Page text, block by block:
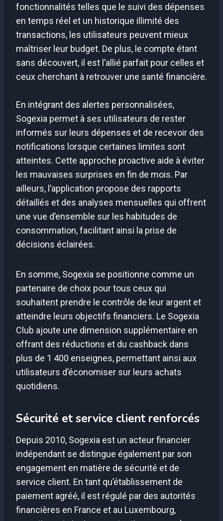
fonctionnalités telles que le suivi des dépenses
en temps réel et un historique illimité des
transactions, les utilisateurs peuvent mieux
maîtriser leur budget. De plus, le compte étant
sans découvert, il est l’allié parfait pour celles et
ceux cherchant à retrouver une santé financière.
En intégrant des alertes personnalisées,
Sogexia permet à ses utilisateurs de rester
informés sur leurs dépenses et de recevoir des
notifications lorsque certaines limites sont
atteintes. Cette approche proactive aide à éviter
les mauvaises surprises en fin de mois. Par
ailleurs, l’application propose des rapports
détaillés et des analyses mensuelles qui offrent
une vue d’ensemble sur les habitudes de
consommation, facilitant ainsi la prise de
décisions éclairées.
En somme, Sogexia se positionne comme un
partenaire de choix pour tous ceux qui
souhaitent prendre le contrôle de leur argent et
atteindre leurs objectifs financiers. Le Sogexia
Club ajoute une dimension supplémentaire en
offrant des réductions et du cashback dans
plus de 1 400 enseignes, permettant ainsi aux
utilisateurs d’économiser sur leurs achats
quotidiens.
Sécurité et service client renforcés
Depuis 2010, Sogexia est un acteur financier
indépendant se distingue également par son
engagement en matière de sécurité et de
service client. En tant qu’établissement de
paiement agréé, il est régulé par des autorités
financières en France et au Luxembourg,